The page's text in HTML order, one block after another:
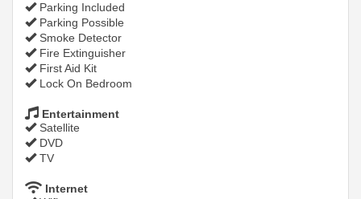
Parking Included
Parking Possible
Smoke Detector
Fire Extinguisher
First Aid Kit
Lock On Bedroom
Entertainment
Satellite
DVD
TV
Internet